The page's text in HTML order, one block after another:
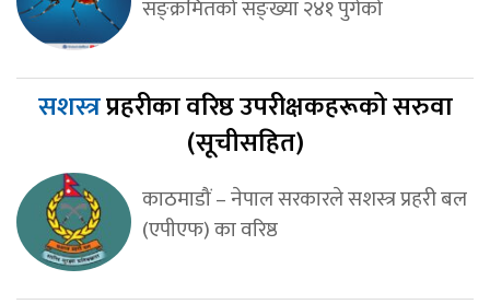
सङ्क्रमितको सङ्ख्या २४१ पुगेको
सशस्त्रप्रहरीका वरिष्ठ उपरीक्षकहरूको सरुवा
(सूचीसहित)
काठमाडौं – नेपाल सरकारले सशस्त्र प्रहरी बल
(एपीएफ) का वरिष्ठ